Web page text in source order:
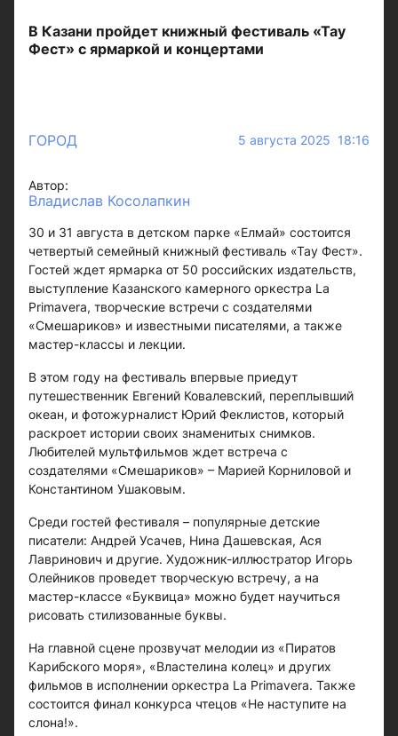
В Казани пройдет книжный фестиваль «Тау
Фест» с ярмаркой и концертами
ГОРОД 5 августа 2025 18:16
Автор:
Владислав Косолапкин
30 и 31 августа в детском парке «Елмай» состоится
четвертый семейный книжный фестиваль «Тау Фест».
Гостей ждет ярмарка от 50 российских издательств,
выступление Казанского камерного оркестра La
Primavera, творческие встречи с создателями
«Смешариков» и известными писателями, а также
мастер-классы и лекции.
В этом году на фестиваль впервые приедут
путешественник Евгений Ковалевский, переплывший
океан, и фотожурналист Юрий Феклистов, который
раскроет истории своих знаменитых снимков.
Любителей мультфильмов ждет встреча с
создателями «Смешариков» – Марией Корниловой и
Константином Ушаковым.
Среди гостей фестиваля – популярные детские
писатели: Андрей Усачев, Нина Дашевская, Ася
Лавринович и другие. Художник-иллюстратор Игорь
Олейников проведет творческую встречу, а на
мастер-классе «Буквица» можно будет научиться
рисовать стилизованные буквы.
На главной сцене прозвучат мелодии из «Пиратов
Карибского моря», «Властелина колец» и других
фильмов в исполнении оркестра La Primavera. Также
состоится финал конкурса чтецов «Не наступите на
слона!».